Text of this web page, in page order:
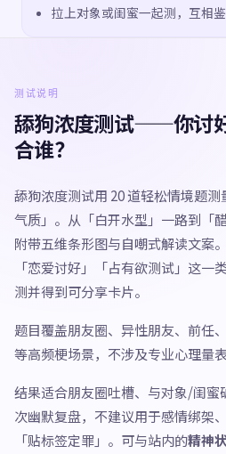
拉上对象或闺蜜一起测，互相鉴
测试说明
舔狗浓度测试——你讨
合谁？
舔狗浓度测试用 20 道轻松情境题
气质」。从「白开水型」一路到「
附带五维条形图与自嘲式解读文案
「恋爱讨好」「占有欲测试」这一
测并得到可分享卡片。
题目覆盖朋友圈、异性朋友、前任
等高频梗场景，不涉及专业心理量表
结果适合朋友圈吐槽、与对象/闺蜜
次幽默复盘，不建议用于感情绑架
「贴标签定罪」。可与站内的精神